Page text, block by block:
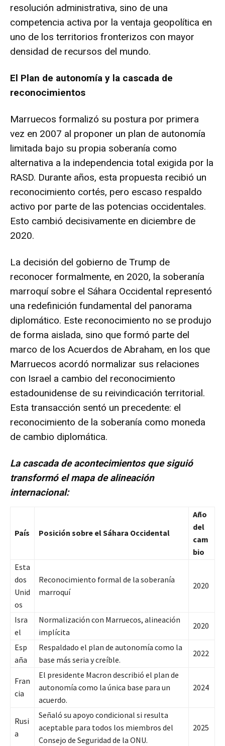
resolución administrativa, sino de una
competencia activa por la ventaja geopolítica en
uno de los territorios fronterizos con mayor
densidad de recursos del mundo.
El Plan de autonomía y la cascada de
reconocimientos
Marruecos formalizó su postura por primera
vez en 2007 al proponer un plan de autonomía
limitada bajo su propia soberanía como
alternativa a la independencia total exigida por la
RASD. Durante años, esta propuesta recibió un
reconocimiento cortés, pero escaso respaldo
activo por parte de las potencias occidentales.
Esto cambió decisivamente en diciembre de
2020.
La decisión del gobierno de Trump de
reconocer formalmente, en 2020, la soberanía
marroquí sobre el Sáhara Occidental representó
una redefinición fundamental del panorama
diplomático. Este reconocimiento no se produjo
de forma aislada, sino que formó parte del
marco de los Acuerdos de Abraham, en los que
Marruecos acordó normalizar sus relaciones
con Israel a cambio del reconocimiento
estadounidense de su reivindicación territorial.
Esta transacción sentó un precedente: el
reconocimiento de la soberanía como moneda
de cambio diplomática.
La cascada de acontecimientos que siguió
transformó el mapa de alineación
internacional:
País Posición sobre el Sáhara Occidental
Año
del
cam
bio
Esta
dos
Unid
os
Reconocimiento formal de la soberanía
marroquí
2020
Isra
el
Normalización con Marruecos, alineación
implícita
2020
Esp
aña
Respaldado el plan de autonomía como la
base más seria y creíble.
2022
Fran
cia
El presidente Macron describió el plan de
autonomía como la única base para un
acuerdo.
2024
Rusi
a
Señaló su apoyo condicional si resulta
aceptable para todos los miembros del
Consejo de Seguridad de la ONU.
2025